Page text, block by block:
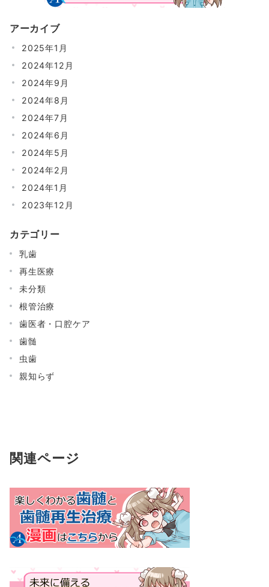
アーカイブ
2025年1月
2024年12月
2024年9月
2024年8月
2024年7月
2024年6月
2024年5月
2024年2月
2024年1月
2023年12月
カテゴリー
乳歯
再生医療
未分類
根管治療
歯医者・口腔ケア
歯髄
虫歯
親知らず
関連ページ